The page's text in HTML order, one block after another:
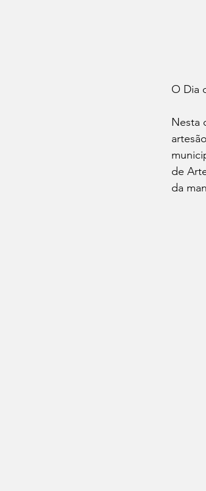
O Dia
Nesta
de
da